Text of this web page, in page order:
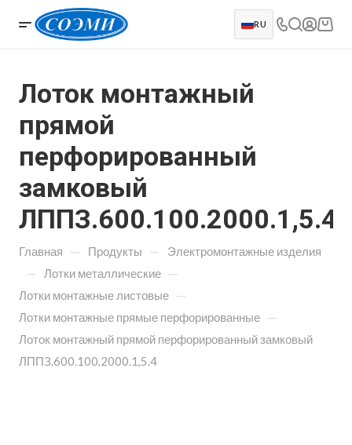
RU
Лоток монтажный
прямой
перфорированный
замковый
ЛППЗ.600.100.2000.1,5.4
Главная — Продукты — Электромонтажные изделия
— Лотки металлические —
Лотки монтажные листовые —
Лотки монтажные прямые перфорированные —
Лоток монтажный прямой перфорированный замковый
ЛППЗ.600.100.2000.1,5.4